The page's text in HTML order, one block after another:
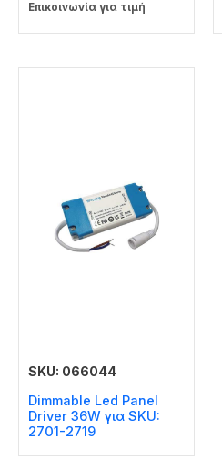
Επικοινωνία για τιμή
SKU: 066044
Dimmable Led Panel
Driver 36W για SKU:
2701-2719